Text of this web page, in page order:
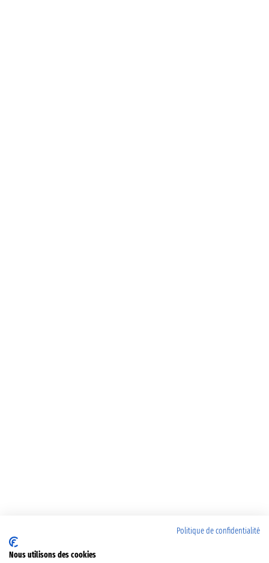
Politique de confidentialité
Nous utilisons des cookies